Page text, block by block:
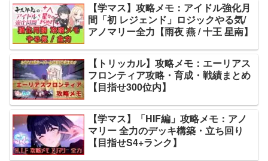
【学マス】攻略メモ：アイドル強化月
間「初 レジェンド」ロジックやる気/
アノマリー全力【雨夜 燕 / 十王 星南】
【トリッカル】攻略メモ：エーリアス
フロンティア攻略・育成・戦績まとめ
【目指せ300位内】
【学マス】「HIF編」攻略メモ：アノ
マリー 全力のデッキ構築・立ち回り
【目指せS4+ランク】